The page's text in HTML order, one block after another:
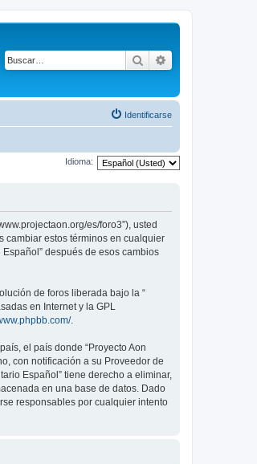
Buscar
Identificarse
Idioma:
es/foro3”), usted
cambiar estos términos en cualquier
después de esos cambios
de foros liberada bajo la “
en Internet y la GPL
.
el país donde “Proyecto Aon
con notificación a su Proveedor de
Español” tiene derecho a eliminar,
en una base de datos. Dado
responsables por cualquier intento